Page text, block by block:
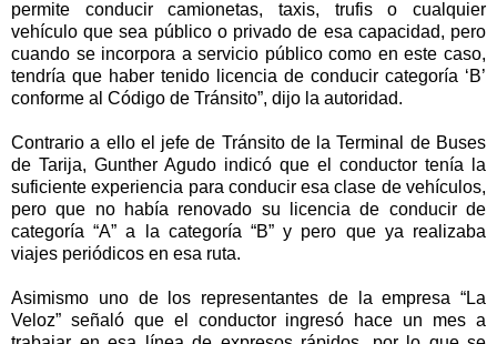
permite conducir camionetas, taxis, trufis o cualquier
vehículo que sea público o privado de esa capacidad, pero
cuando se incorpora a servicio público como en este caso,
tendría que haber tenido licencia de conducir categoría ‘B’
conforme al Código de Tránsito”, dijo la autoridad.
Contrario a ello el jefe de Tránsito de la Terminal de Buses
de Tarija, Gunther Agudo indicó que el conductor tenía la
suficiente experiencia para conducir esa clase de vehículos,
pero que no había renovado su licencia de conducir de
categoría “A” a la categoría “B” y pero que ya realizaba
viajes periódicos en esa ruta.
Asimismo uno de los representantes de la empresa “La
Veloz” señaló que el conductor ingresó hace un mes a